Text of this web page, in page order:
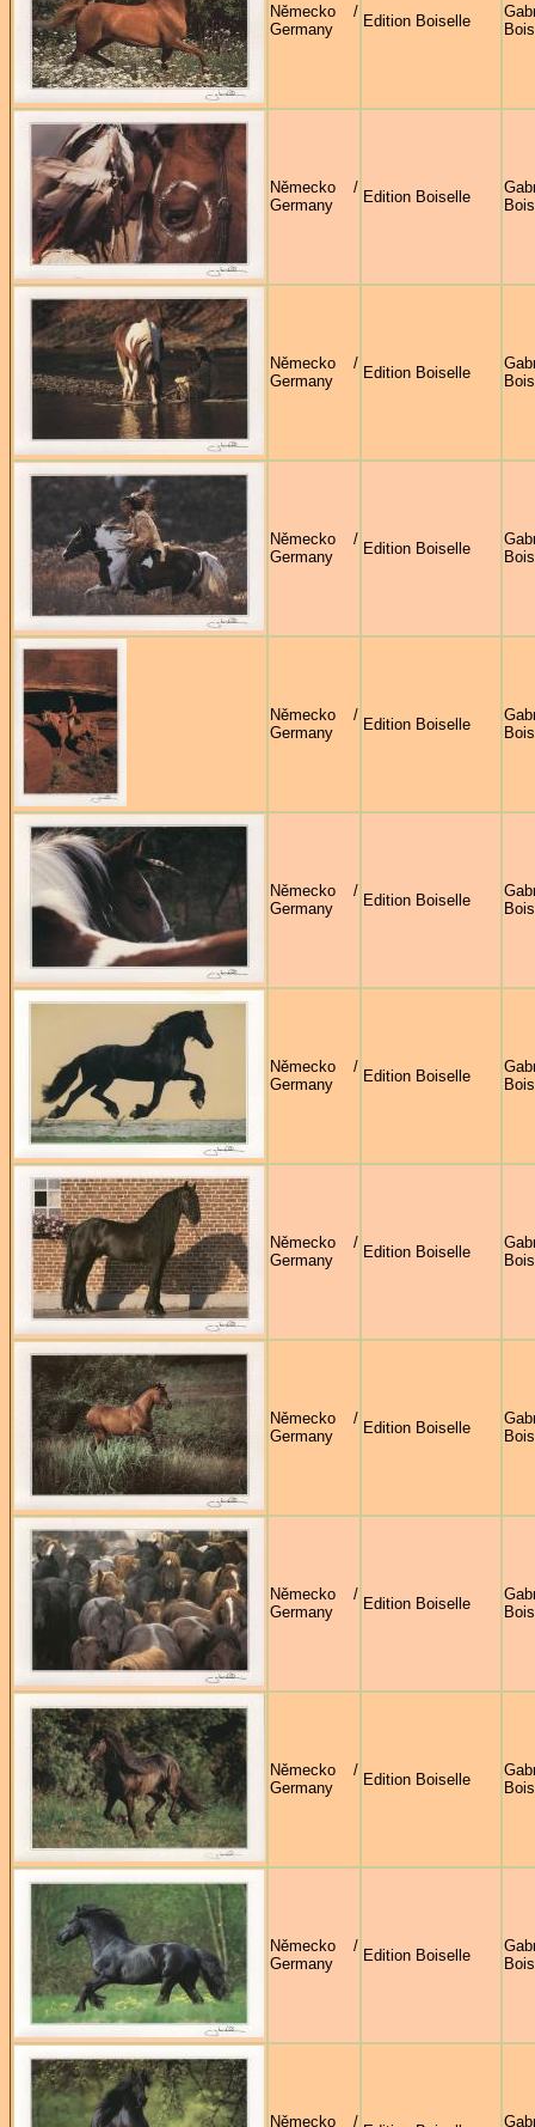
Německo /
Germany
Edition Boiselle
Německo /
Germany
Edition Boiselle
Německo /
Germany
Edition Boiselle
Německo /
Germany
Edition Boiselle
Německo /
Germany
Edition Boiselle
Německo /
Germany
Edition Boiselle
Německo /
Germany
Edition Boiselle
Německo /
Germany
Edition Boiselle
Německo /
Germany
Edition Boiselle
Německo /
Germany
Edition Boiselle
Německo /
Germany
Edition Boiselle
Německo /
Germany
Edition Boiselle
Německo /